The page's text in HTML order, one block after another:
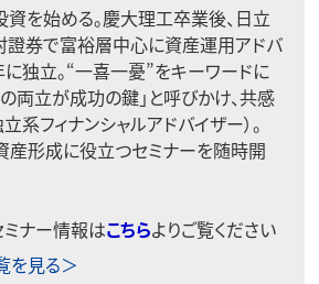
を始める。慶大理工卒業後、日立
證券で富裕層中心に資産運用アドバ
に独立。“一喜一憂”をキーワードに
両立が成功の鍵」と呼びかけ、共感
系フィナンシャルアドバイザー）。
産形成に役立つセミナーを随時開
ミナー情報はこちらよりご覧ください
を見る＞